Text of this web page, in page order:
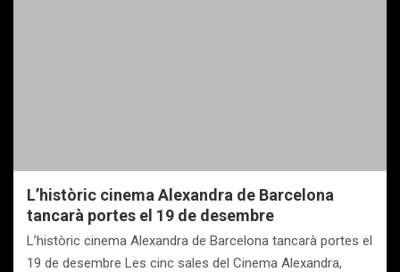
L’històric cinema Alexandra de Barcelona
tancarà portes el 19 de desembre
L’històric cinema Alexandra de Barcelona tancarà portes el
19 de desembre Les cinc sales del Cinema Alexandra,